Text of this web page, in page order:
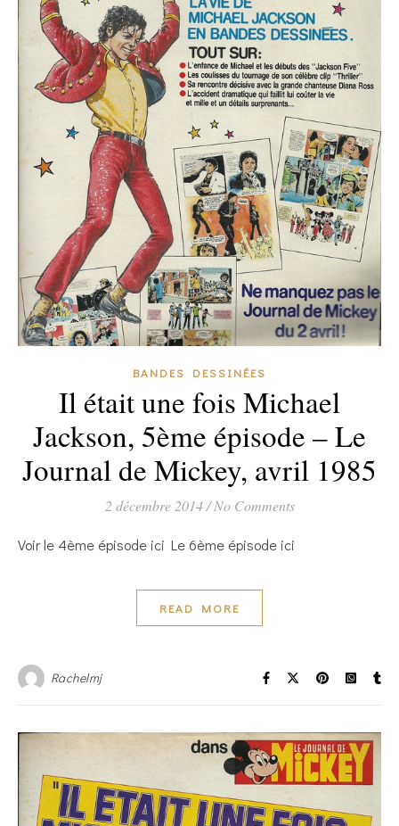
BANDES DESSINÉES
Il était une fois Michael
Jackson, 5ème épisode – Le
Journal de Mickey, avril 1985
2 décembre 2014 / No Comments
Voir le 4ème épisode ici Le 6ème épisode ici
READ MORE
Rachelmj